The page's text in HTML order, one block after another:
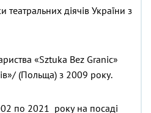
театральних діячів України з
«Sztuka Bez Granic»
(Польща) з 2009 року.
по 2021 року на посаді